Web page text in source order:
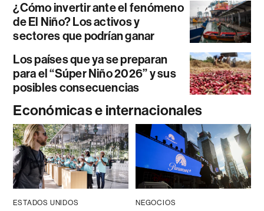
¿Cómo invertir ante el fenómeno
de El Niño? Los activos y
sectores que podrían ganar
Los países que ya se preparan
para el “Súper Niño 2026” y sus
posibles consecuencias
Económicas e internacionales
ESTADOS UNIDOS NEGOCIOS